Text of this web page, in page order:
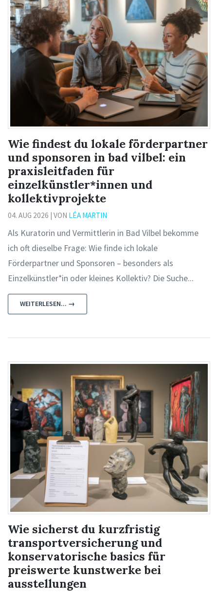
Wie findest du lokale förderpartner
und sponsoren in bad vilbel: ein
praxisleitfaden für
einzelkünstler*innen und
kollektivprojekte
04. AUG 2026 | VON LÉA MARTIN
Als Kuratorin und Vermittlerin in Bad Vilbel bekomme
ich oft dieselbe Frage: Wie finde ich lokale
Förderpartner und Sponsoren – besonders als
Einzelkünstler*in oder kleines Kollektiv? Die Suche...
WEITERLESEN... →
Wie sicherst du kurzfristig
transportversicherung und
konservatorische basics für
preiswerte kunstwerke bei
ausstellungen